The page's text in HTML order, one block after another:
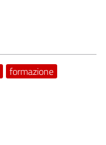
formazione